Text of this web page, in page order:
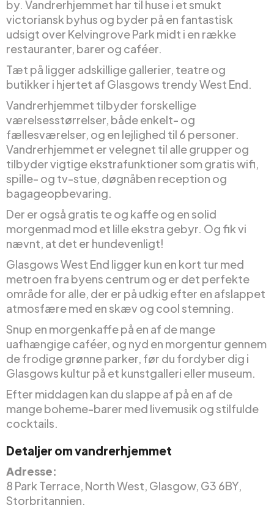
by. Vandrerhjemmet har til huse i et smukt
victoriansk byhus og byder på en fantastisk
udsigt over Kelvingrove Park midt i en række
restauranter, barer og caféer.
Tæt på ligger adskillige gallerier, teatre og
butikker i hjertet af Glasgows trendy West End.
Vandrerhjemmet tilbyder forskellige
værelsesstørrelser, både enkelt- og
fællesværelser, og en lejlighed til 6 personer.
Vandrerhjemmet er velegnet til alle grupper og
tilbyder vigtige ekstrafunktioner som gratis wifi,
spille- og tv-stue, døgnåben reception og
bagageopbevaring.
Der er også gratis te og kaffe og en solid
morgenmad mod et lille ekstra gebyr. Og fik vi
nævnt, at det er hundevenligt!
Glasgows West End ligger kun en kort tur med
metroen fra byens centrum og er det perfekte
område for alle, der er på udkig efter en afslappet
atmosfære med en skæv og cool stemning.
Snup en morgenkaffe på en af de mange
uafhængige caféer, og nyd en morgentur gennem
de frodige grønne parker, før du fordyber dig i
Glasgows kultur på et kunstgalleri eller museum.
Efter middagen kan du slappe af på en af de
mange boheme-barer med livemusik og stilfulde
cocktails.
Detaljer om vandrerhjemmet
Adresse:
8 Park Terrace, North West, Glasgow, G3 6BY,
Storbritannien.